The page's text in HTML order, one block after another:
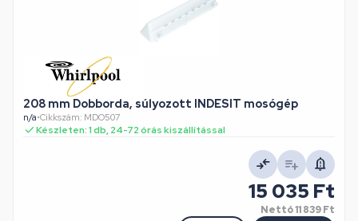
208 mm Dobborda, súlyozott INDESIT mosógép
n/a•Cikkszám: MDO507
Készleten: 1 db, 24-72 órás kiszállítással
15 035 Ft
Nettó11 839 Ft